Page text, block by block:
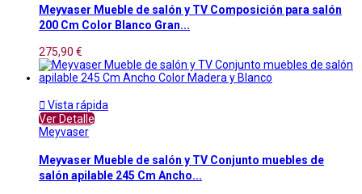
Meyvaser Mueble de salón y TV Composición para salón
200 Cm Color Blanco Gran...
275,90 €
 Vista rápida
Ver Detalle
Meyvaser
Meyvaser Mueble de salón y TV Conjunto muebles de
salón apilable 245 Cm Ancho...